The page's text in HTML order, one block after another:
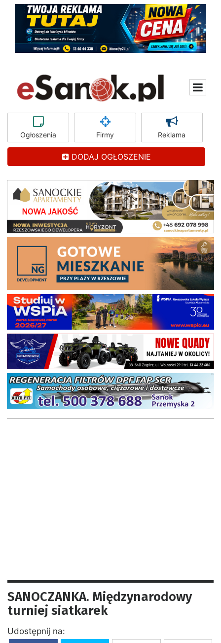
Ogłoszenia Firmy Reklama
DODAJ OGŁOSZENIE
SANOCZANKA. Międzynarodowy
turniej siatkarek
Udostępnij na: